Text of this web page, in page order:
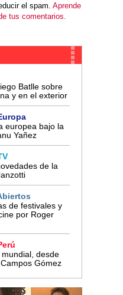
el spam. Aprende
tus comentarios.
Batlle sobre
y en el exterior
europea bajo la
Yañez
de la
de festivales y
por Roger
desde
Gómez